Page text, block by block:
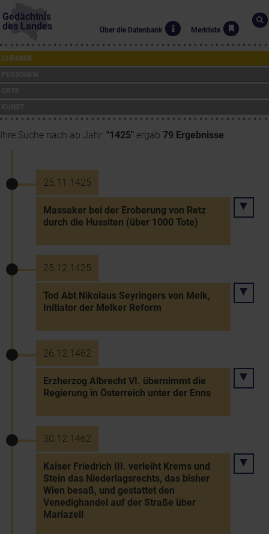
Gedächtnis
des Landes
Über die Datenbank Merkliste
CHRONIK
Ihre Suche nach ab Jahr: "1425" ergab 79 Ergebnisse.
25.11.1425
Massaker bei der Eroberung von Retz
durch die Hussiten (über 1000 Tote)
25.12.1425
Tod Abt Nikolaus Seyringers von Melk,
Initiator der Melker Reform
26.12.1462
Erzherzog Albrecht VI. übernimmt die
Regierung in Österreich unter der Enns
30.12.1462
Kaiser Friedrich III. verleiht Krems und
Stein das Niederlagsrechts, das bisher
Wien besaß, und gestattet den
Venedighandel auf der Straße über
Mariazell